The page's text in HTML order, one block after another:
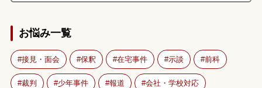
お悩み一覧
接見・面会 保釈 在宅事件 示談 前科
裁判 少年事件 報道 会社・学校対応